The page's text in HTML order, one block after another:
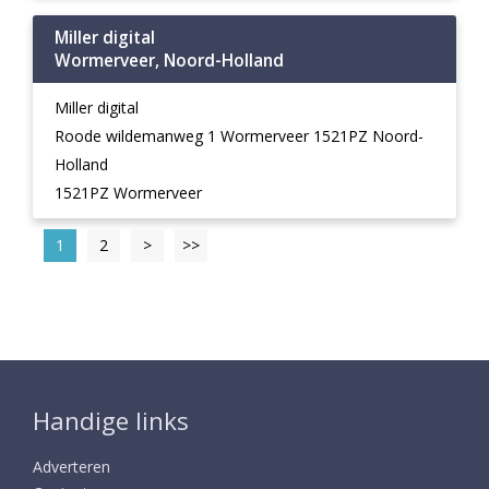
Miller digital
Wormerveer, Noord-Holland
Miller digital
Roode wildemanweg 1 Wormerveer 1521PZ Noord-
Holland
1521PZ Wormerveer
1 2 > >>
Handige links
Adverteren